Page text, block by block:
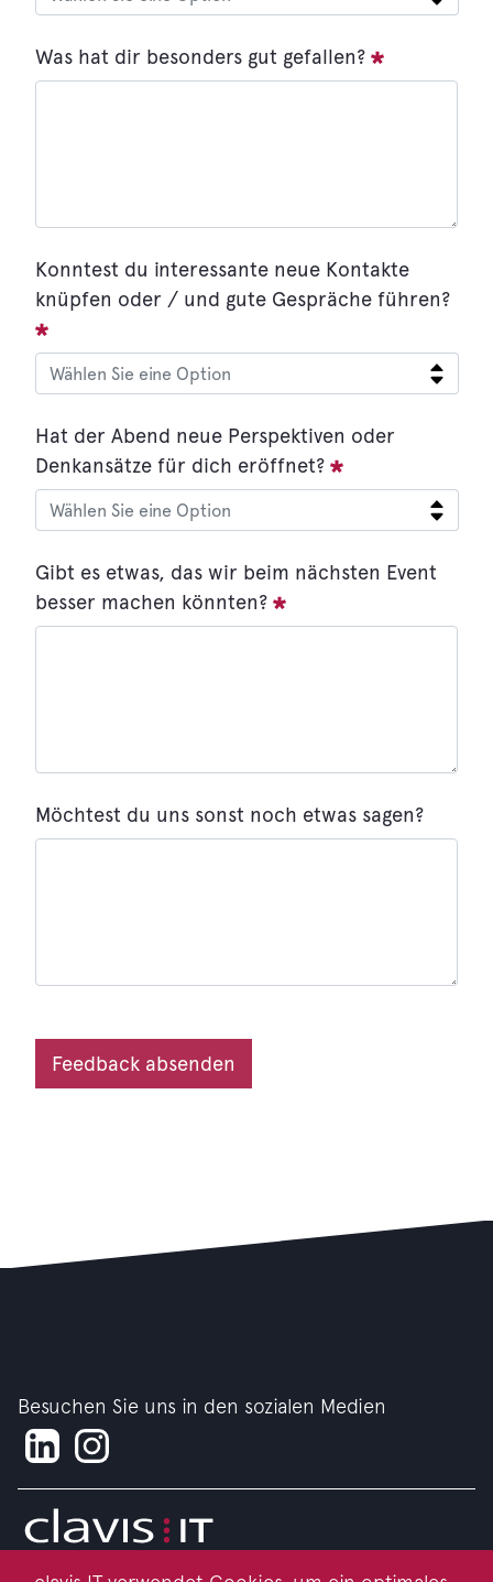
Was hat dir besonders gut gefallen?
Konntest du interessante neue Kontakte
knüpfen oder / und gute Gespräche führen?
Hat der Abend neue Perspektiven oder
Denkansätze für dich eröffnet?
Gibt es etwas, das wir beim nächsten Event
besser machen könnten?
Möchtest du uns sonst noch etwas sagen?
Feedback absenden
Besuchen Sie uns in den sozialen Medien